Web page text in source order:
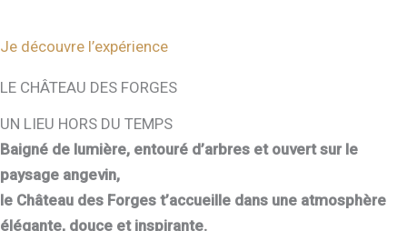
Je découvre l’expérience
LE CHÂTEAU DES FORGES
UN LIEU HORS DU TEMPS
Baigné de lumière, entouré d’arbres et ouvert sur le
paysage angevin,
le Château des Forges t’accueille dans une atmosphère
élégante, douce et inspirante.